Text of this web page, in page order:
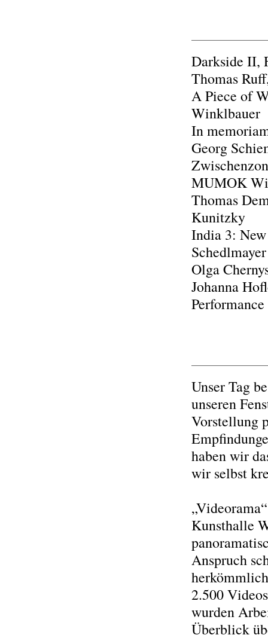
Darkside
Thomas
A Piece of
Winklbauer
In
Georg
MUMOK
Thomas
Kunitzky
India 3:
Schedlmayer
Olga
Johanna
Unser Tag
unseren
Vorstellung
haben wir
wir selbst
Kunsthalle
Anspruch
2.500
wurden
Überblick